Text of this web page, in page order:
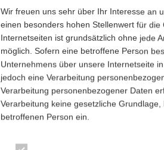
Maße
H +/- 360 mm x B+/-
Material Polyurethan (PUR)
Art.-Nr.
4226-2-0293U
4226-2-032U
Wir freuen uns sehr über Ihr Interesse an
einen besonders hohen Stellenwert für
Internetseiten ist grundsätzlich ohne jede
möglich. Sofern eine betroffene Person
Unternehmens über unsere Internetseite
jedoch eine Verarbeitung
Verarbeitung personenbezogener Daten
Verarbeitung keine gesetzliche
betroffenen Person ein.
Die Verarbeitung personenbezogener